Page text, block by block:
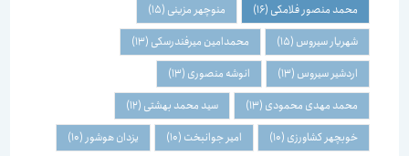
محمد منصور فلامکی(16) منوچهر مزینی(15)
شهریار سیروس(15) محمدامین میرفندرسکی(13)
اردشیر سیروس(13) انوشه منصوری(13)
محمد مهدی محمودی(13) سید محمد بهشتی(12)
خوبچهر کشاورزی(10) امیر جوانبخت(10) یزدان هوشور(10)